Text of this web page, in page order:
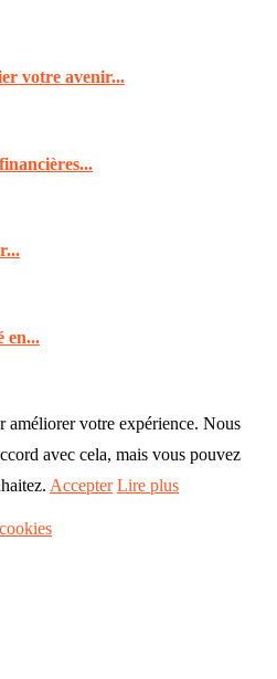
votre avenir...
en...
améliorer votre expérience. Nous
avec cela, mais vous pouvez
Accepter Lire plus